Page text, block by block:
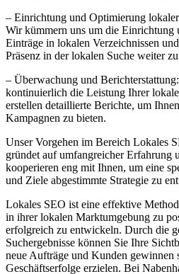
– Einrichtung und Optimierung
Wir kümmern uns um die Einrichtung
Einträge in lokalen Verzeichnissen
Präsenz in der lokalen Suche weiter
– Überwachung und
kontinuierlich die Leistung Ihrer
erstellen detaillierte Berichte, um
Kampagnen zu bieten.
Unser Vorgehen im Bereich Lokales
gründet auf umfangreicher Erfahrung
kooperieren eng mit Ihnen, um eine
und Ziele abgestimmte Strategie zu
Lokales SEO ist eine effektive
in ihrer lokalen Marktumgebung zu
erfolgreich zu entwickeln. Durch die
Suchergebnisse können Sie Ihre
neue Aufträge und Kunden gewinnen
Geschäftserfolge erzielen. Bei